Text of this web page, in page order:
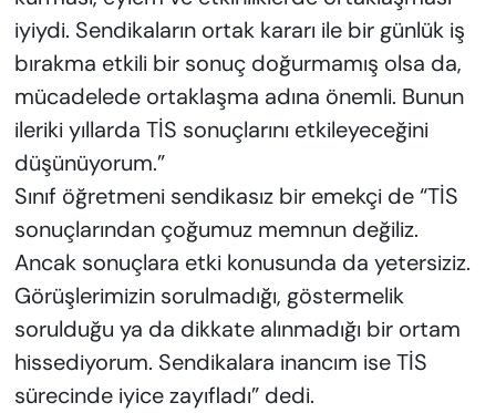
iyiydi. Sendikaların ortak kararı ile bir günlük iş
bırakma etkili bir sonuç doğurmamış olsa da,
mücadelede ortaklaşma adına önemli. Bunun
ileriki yıllarda TİS sonuçlarını etkileyeceğini
düşünüyorum.”
Sınıf öğretmeni sendikasız bir emekçi de “TİS
sonuçlarından çoğumuz memnun değiliz.
Ancak sonuçlara etki konusunda da yetersiziz.
Görüşlerimizin sorulmadığı, göstermelik
sorulduğu ya da dikkate alınmadığı bir ortam
hissediyorum. Sendikalara inancım ise TİS
sürecinde iyice zayıfladı” dedi.